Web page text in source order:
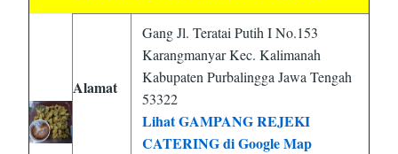
Alamat
Gang Jl. Teratai Putih I No.153
Karangmanyar Kec. Kalimanah
Kabupaten Purbalingga Jawa Tengah
53322
Lihat GAMPANG REJEKI
CATERING di Google Map